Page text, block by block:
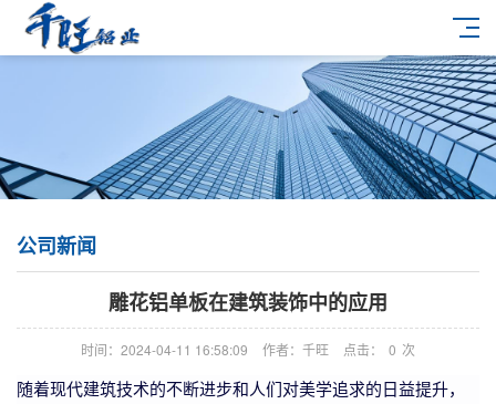
公司新闻
雕花铝单板在建筑装饰中的应用
时间：2024-04-11 16:58:09 作者：千旺 点击： 0 次
随着现代建筑技术的不断进步和人们对美学追求的日益提升，